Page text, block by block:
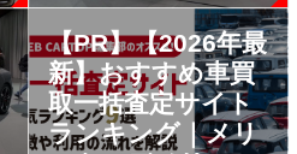
EVに期待を寄せる
ワケ
【PR】【2026年最
新】おすすめ車買
取一括査定サイト
ランキング｜メリ